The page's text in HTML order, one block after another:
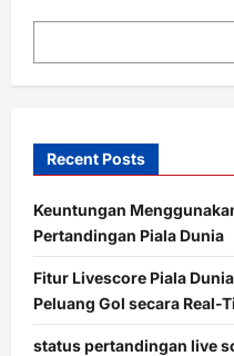
Recent Posts
Keuntungan
Pertandingan Piala Dunia
Fitur Livescore Piala
Peluang Gol secara Real-
status pertandingan live